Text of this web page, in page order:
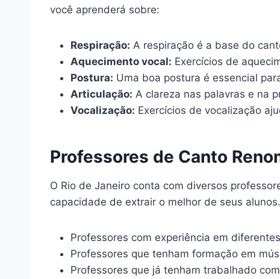
você aprenderá sobre:
Respiração: A respiração é a base do
Aquecimento vocal: Exercícios de
Postura: Uma boa postura é essencial
Articulação: A clareza nas palavras e na
Vocalização: Exercícios de vocalização
Professores de Canto
O Rio de Janeiro conta com diversos
capacidade de extrair o melhor de seus
Professores com experiência em
Professores que tenham formação em
Professores que já tenham trabalhado